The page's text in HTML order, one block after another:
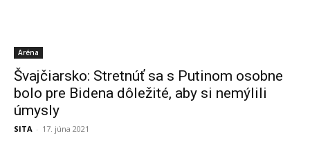
Aréna
Švajčiarsko: Stretnúť sa s Putinom osobne
bolo pre Bidena dôležité, aby si nemýlili
úmysly
SITA - 17. júna 2021